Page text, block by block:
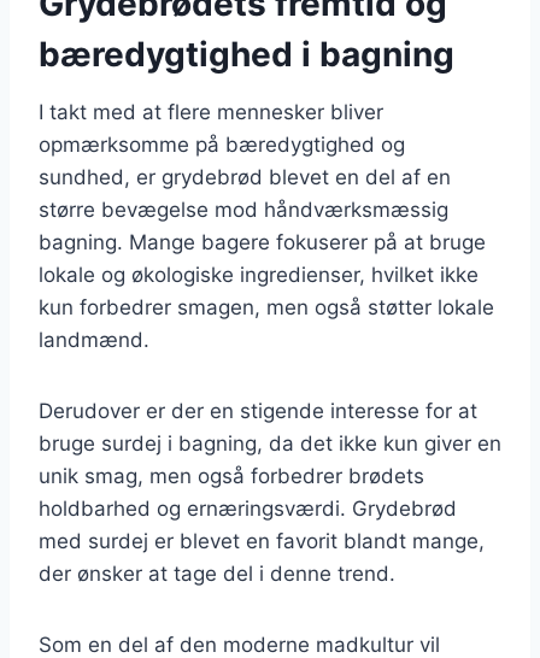
bæredygtighed i bagning
I takt med at flere mennesker bliver
opmærksomme på bæredygtighed og
sundhed, er grydebrød blevet en del af en
større bevægelse mod håndværksmæssig
bagning. Mange bagere fokuserer på at bruge
lokale og økologiske ingredienser, hvilket ikke
kun forbedrer smagen, men også støtter lokale
landmænd.
Derudover er der en stigende interesse for at
bruge surdej i bagning, da det ikke kun giver en
unik smag, men også forbedrer brødets
holdbarhed og ernæringsværdi. Grydebrød
med surdej er blevet en favorit blandt mange,
der ønsker at tage del i denne trend.
Som en del af den moderne madkultur vil